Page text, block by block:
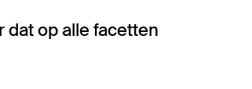
dat op alle facetten